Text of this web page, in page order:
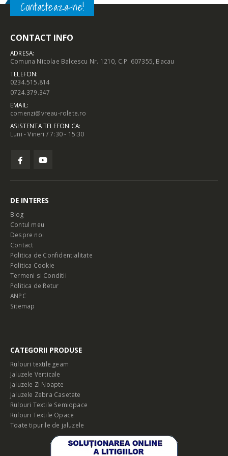
Contacteaza-ne!
CONTACT INFO
ADRESA:
Comuna Nicolae Balcescu Nr. 1210, C.P. 607355, Bacau
TELEFON:
0234.515.814
0724.379.347
EMAIL:
comenzi@vreau-rolete.ro
ASISTENTA TELEFONICA:
Luni - Vineri / 7:30 - 15:30
DE INTERES
Blog
Contul meu
Despre noi
Contact
Politica de Confidentialitate
Politica Cookie
Termeni si Conditii
Politica de Retur
ANPC
Sitemap
CATEGORII PRODUSE
Rulouri textile geam
Jaluzele Verticale
Jaluzele Zi Noapte
Jaluzele Zebra Casetate
Rulouri Textile Semiopace
Rulouri Textile Opace
Toate tipurile de jaluzele